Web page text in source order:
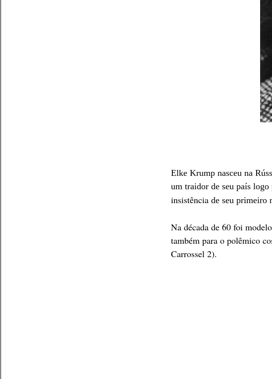
Elke Krumpnasceu na
um traidor de seu país logo
insistênciade seu primeiro
Na década de 60 foi
também para o polêmico
Carrossel 2).